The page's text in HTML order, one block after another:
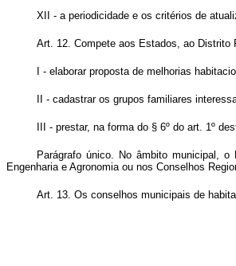
XII - a periodicidade e os critérios de
Art. 12. Compete aos Estados, ao Distrito
I - elaborar proposta de melhorias
II - cadastrar os grupos familiares
III - prestar, na forma do § 6º do art. 1º
Parágrafo único. No âmbito municipal,
Engenharia e Agronomia ou nos Conselhos
Art. 13. Os conselhos municipais de